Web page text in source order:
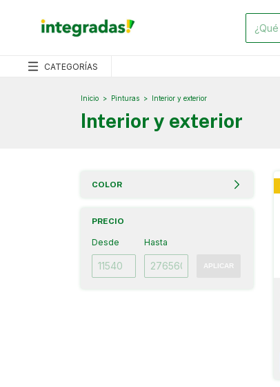
CATEGORÍAS
Inicio > Pinturas > Interior y exterior
Interior y exterior
COLOR
PRECIO
Desde Hasta
APLICAR